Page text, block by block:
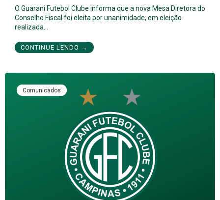
O Guarani Futebol Clube informa que a nova Mesa Diretora do
Conselho Fiscal foi eleita por unanimidade, em eleição
realizada…
CONTINUE LENDO →
Comunicados